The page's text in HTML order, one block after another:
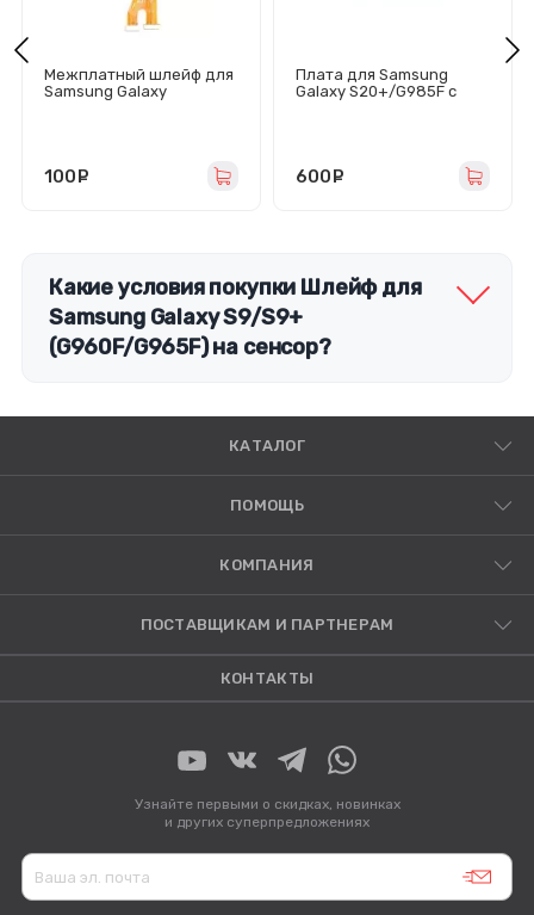
Межплатный шлейф для
Samsung Galaxy
100
Плата для Samsung
Galaxy S20+/G985F с
600
Какие условия покупки Шлейф для
Samsung Galaxy S9/S9+
(G960F/G965F) на сенсор?
КАТАЛОГ
ПОМОЩЬ
КОМПАНИЯ
ПОСТАВЩИКАМ И ПАРТНЕРАМ
КОНТАКТЫ
Узнайте первыми о скидках, новинках
и других суперпредложениях